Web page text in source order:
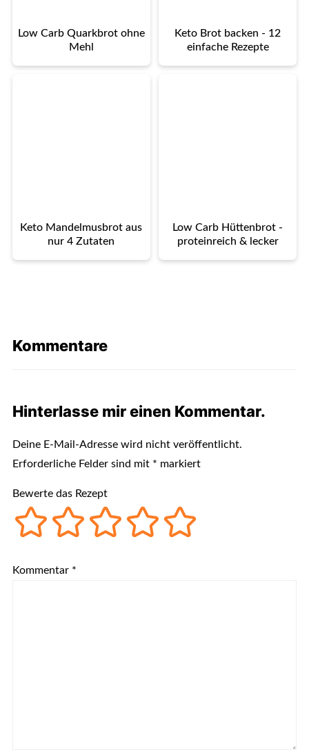
Low Carb Quarkbrot ohne
Mehl
Keto Brot backen - 12
einfache Rezepte
Keto Mandelmusbrot aus
nur 4 Zutaten
Low Carb Hüttenbrot -
proteinreich & lecker
Kommentare
Hinterlasse mir einen Kommentar.
Deine E-Mail-Adresse wird nicht veröffentlicht.
Erforderliche Felder sind mit * markiert
Bewerte das Rezept
Kommentar *